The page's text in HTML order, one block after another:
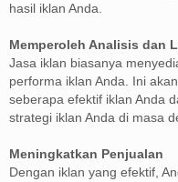
hasil iklan Anda.
Memperoleh Analisis dan
Jasa iklan biasanya
performa iklan Anda. Ini
seberapa efektif iklan Anda
strategi iklan Anda di masa
Meningkatkan Penjualan
Dengan iklan yang efektif,